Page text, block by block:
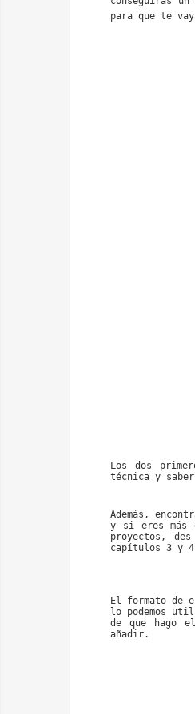
para que te
Los dos
técnica y
Además,
y si eres más
proyectos,
capítulos 3 y
El formato de
lo podemos
de que hago
añadir.